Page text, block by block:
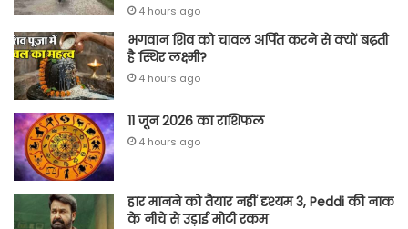
4 hours ago
भगवान शिव को चावल अर्पित करने से क्यों बढ़ती
है स्थिर लक्ष्मी?
4 hours ago
11 जून 2026 का राशिफल
4 hours ago
हार मानने को तैयार नहीं दृश्यम 3, Peddi की नाक
के नीचे से उड़ाई मोटी रकम